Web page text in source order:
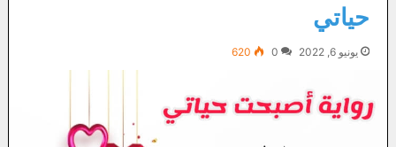
حياتي
يونيو 6, 2022 0
620